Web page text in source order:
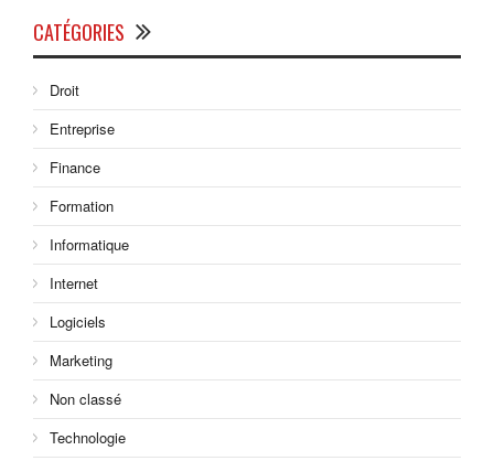
CATÉGORIES
Droit
Entreprise
Finance
Formation
Informatique
Internet
Logiciels
Marketing
Non classé
Technologie